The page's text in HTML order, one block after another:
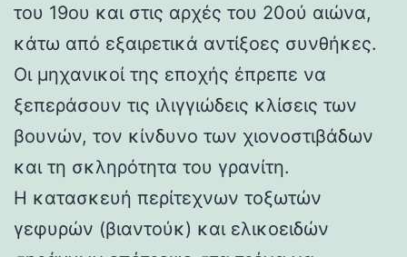
του 19ου και στις αρχές του 20ού αιώνα,
κάτω από εξαιρετικά αντίξοες συνθήκες.
Οι μηχανικοί της εποχής έπρεπε να
ξεπεράσουν τις ιλιγγιώδεις κλίσεις των
βουνών, τον κίνδυνο των χιονοστιβάδων
και τη σκληρότητα του γρανίτη.
Η κατασκευή περίτεχνων τοξωτών
γεφυρών (βιαντούκ) και ελικοειδών